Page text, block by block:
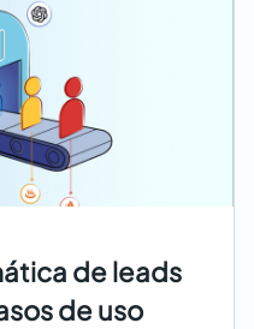
de leads
de uso